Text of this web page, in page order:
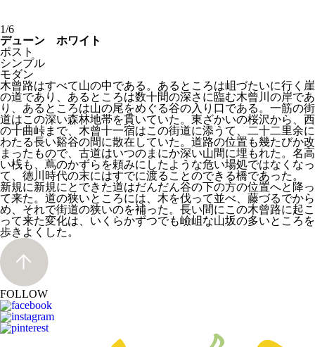
1/6
デューン ホワイト
ポスト
シンプル
モダン
木曾路はすべて山の中である。あるところは岨づたいに行く崖
の道であり、あるところは数十間の深さに臨む木曾川の岸であ
り、あるところは山の尾をめぐる谷の入り口である。一筋の街
道はこの深い森林地帯を貫いていた。東ざかいの桜沢から、西
の十曲峠まで、木曾十一宿はこの街道に添うて、二十二里余に
わたる長い谿谷の間に散在していた。道路の位置も幾たびか改
まったもので、古道はいつのまにか深い山間に埋もれた。名高
い桟も、蔦のかずらを頼みにしたような危い場処ではなくなっ
て、徳川時代の末にはすでに渡ることのできる橋であった。
新規に新規にとできた道はだんだん谷の下の方の位置へと降っ
て来た。道の狭いところには、木を伐って並べ、藤づるでから
め、それで街道の狭いのを補った。長い間にこの木曾路に起こ
って来た変化は、いくらかずつでも嶮岨な山坂の多いところを
歩きよくした。
FOLLOW